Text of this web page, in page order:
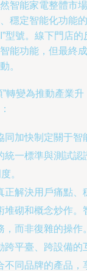
智能家電整體市場
穩定智能化功能的
型號。線下門店的
能功能，但最終成
。
轉變為推動產業升
同加快制定關于智
統一標準與測試認
。
正解決用戶痛點、
堆砌和概念炒作。
，而非復雜的操作
跨平臺、跨設備的
不同品牌的產品，